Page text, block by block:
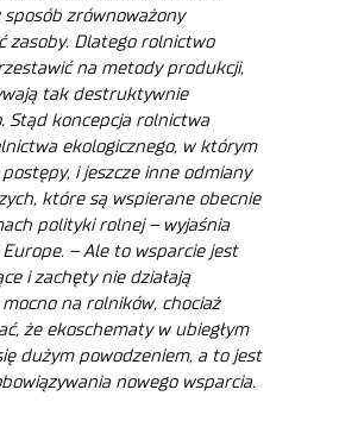
zrównoważony
zasoby. Dlatego rolnictwo
na metody produkcji,
tak destruktywnie
Stąd koncepcja rolnictwa
ekologicznego, w którym
i jeszcze inne odmiany
które są wspierane obecnie
polityki rolnej –wyjaśnia
– Ale to wsparcie jest
i zachęty nie działają
na rolników, chociaż
że ekoschematy w ubiegłym
dużym powodzeniem, a to jest
nowego wsparcia.